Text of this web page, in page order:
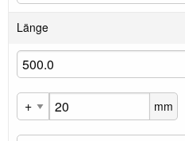
Länge
mm